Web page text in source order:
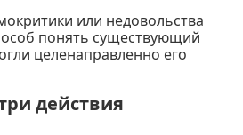
или недовольства
понять существующий
целенаправленно его
действия